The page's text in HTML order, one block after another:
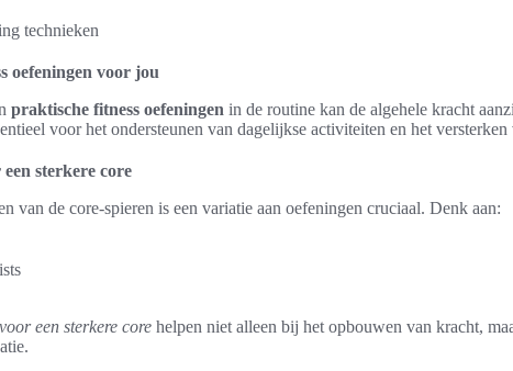
oefeningen voor jou
praktische fitness oefeningen in de routine kan de algehele kracht
voor het ondersteunen van dagelijkse activiteiten en het
sterkere core
van de core-spieren is een variatie aan oefeningen cruciaal. Denk aan:
een sterkere core helpen niet alleen bij het opbouwen van kracht,